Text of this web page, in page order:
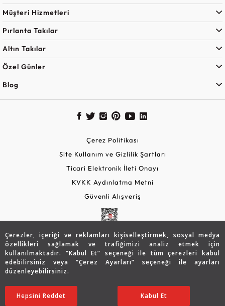
Çerezler, içeriği ve reklamları kişiselleştirmek, sosyal medya
özellikleri sağlamak ve trafiğimizi analiz etmek için
kullanılmaktadır. “Kabul Et” seçeneği ile tüm çerezleri kabul
edebilirsiniz veya “Çerez Ayarları” seçeneği ile ayarları
düzenleyebilirsiniz.
Ayarları Düzenle
Hepsini Reddet Kabul Et
Müşteri Hizmetleri
Pırlanta Takılar
Altın Takılar
Özel Günler
Blog
Çerez Politikası
Site Kullanım ve Gizlilik Şartları
Ticari Elektronik İleti Onayı
KVKK Aydınlatma Metni
Güvenli Alışveriş